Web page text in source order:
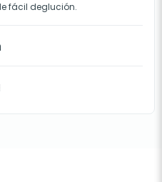
fácil deglución.